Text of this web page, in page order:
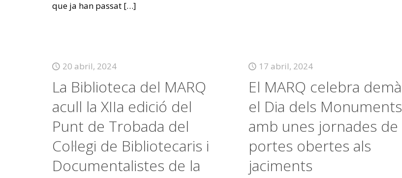
que ja han passat[…]
20 abril, 2024
La Biblioteca del MARQ
acull la XIIa edició del
Punt de Trobada del
Col·legi de Bibliotecaris i
Documentalistes de la
17 abril, 2024
El MARQ celebra demà
el Dia dels Monuments
amb unes jornades de
portes obertes als
jaciments